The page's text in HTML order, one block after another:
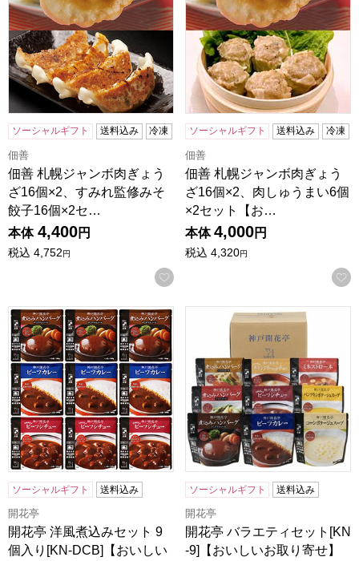
ソーシャルギフト 送料込み 冷凍
佃善
佃善 札幌ジャンボ肉ぎょう
ざ16個×2、すみれ監修みそ
餃子16個×2セ…
本体 4,400円
税込 4,752円
お気に入りに登録する
ソーシャルギフト 送料込み 冷凍
佃善
佃善 札幌ジャンボ肉ぎょう
ざ16個×2、肉しゅうまい6個
×2セット【お…
本体 4,000円
税込 4,320円
開花亭 洋風煮込みセット 9個入り[KN-DCB]【おいしいお取
ソーシャルギフト 送料込み
開花亭
開花亭 洋風煮込みセット 9
個入り[KN-DCB]【おいしい
開花亭 バラエティセット
ソーシャルギフト 送料込み
開花亭
開花亭 バラエティセット[KN
-9]【おいしいお取り寄せ】